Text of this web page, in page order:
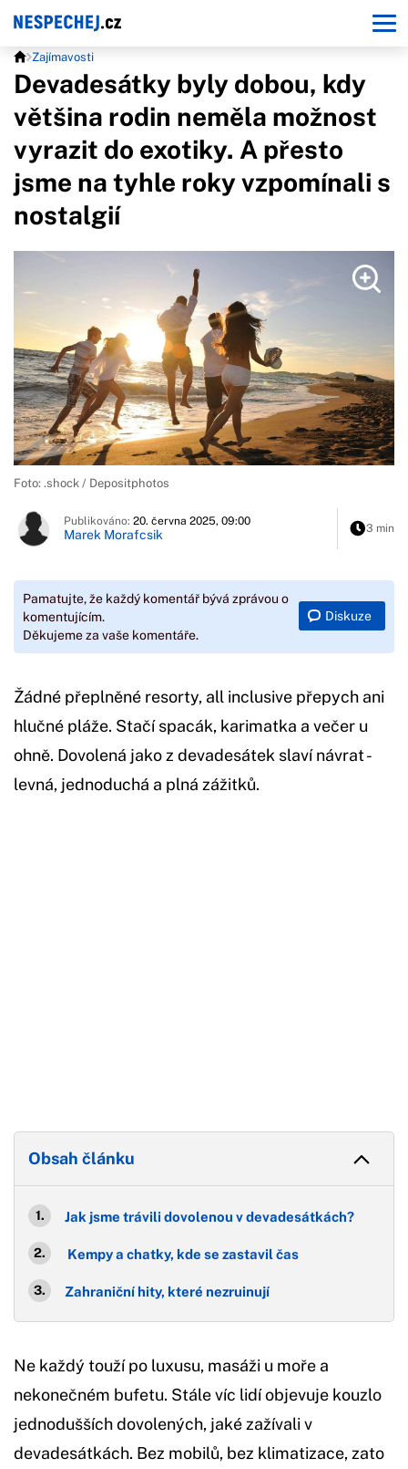
Zajímavosti
Devadesátky byly dobou, kdy
většina rodin neměla možnost
vyrazit do exotiky. A přesto
jsme na tyhle roky vzpomínali s
nostalgií
Foto: .shock / Depositphotos
Publikováno: 20. června 2025, 09:00
Marek Morafcsik 3 min
Pamatujte, že každý komentář bývá zprávou o
komentujícím.
Děkujeme za vaše komentáře.
Diskuze
Žádné přeplněné resorty, all inclusive přepych ani
hlučné pláže. Stačí spacák, karimatka a večer u
ohně. Dovolená jako z devadesátek slaví návrat -
levná, jednoduchá a plná zážitků.
Obsah článku
Jak jsme trávili dovolenou v devadesátkách?
Kempy a chatky, kde se zastavil čas
Zahraniční hity, které nezruinují
Ne každý touží po luxusu, masáži u moře a
nekonečném bufetu. Stále víc lidí objevuje kouzlo
jednodušších dovolených, jaké zažívali v
devadesátkách. Bez mobilů, bez klimatizace, zato